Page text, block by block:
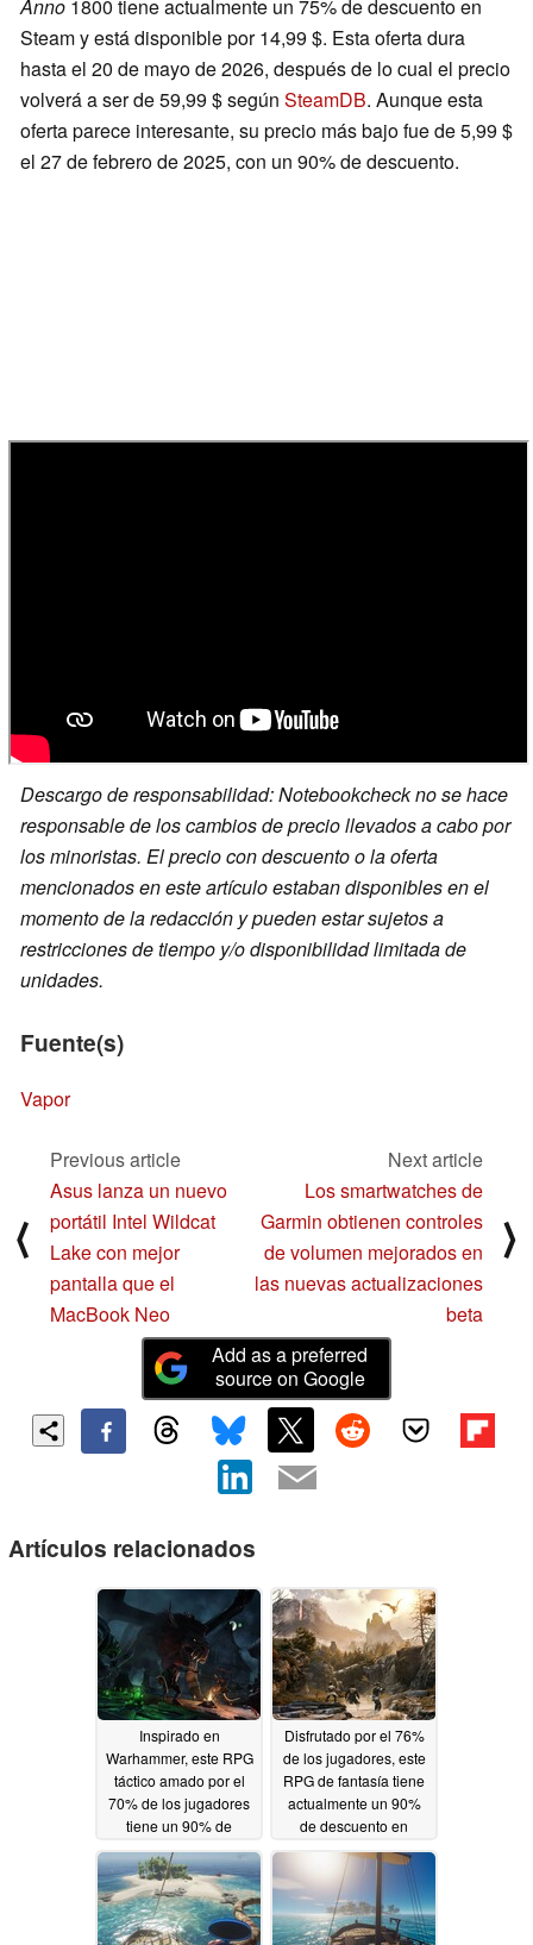
Anno 1800 tiene actualmente un 75% de descuento en
Steam y está disponible por 14,99 $. Esta oferta dura
hasta el 20 de mayo de 2026, después de lo cual el precio
volverá a ser de 59,99 $ según SteamDB. Aunque esta
oferta parece interesante, su precio más bajo fue de 5,99 $
el 27 de febrero de 2025, con un 90% de descuento.
Descargo de responsabilidad: Notebookcheck no se hace
responsable de los cambios de precio llevados a cabo por
los minoristas. El precio con descuento o la oferta
mencionados en este artículo estaban disponibles en el
momento de la redacción y pueden estar sujetos a
restricciones de tiempo y/o disponibilidad limitada de
unidades.
Fuente(s)
Vapor
⟨
Previous article
Asus lanza un nuevo
portátil Intel Wildcat
Lake con mejor
pantalla que el
MacBook Neo
Next article
Los smartwatches de
Garmin obtienen controles
de volumen mejorados en
las nuevas actualizaciones
beta
⟩
Add as a preferred
source on Google
Artículos relacionados
Inspirado en
Warhammer, este RPG
táctico amado por el
70% de los jugadores
tiene un 90% de
descuento en Steam
05/23/2026
Disfrutado por el 76%
de los jugadores, este
RPG de fantasía tiene
actualmente un 90%
de descuento en
Steam05/22/2026